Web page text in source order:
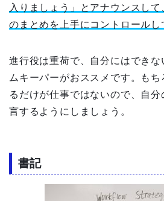
入りましょう」とアナウンスし
のまとめを上手にコントロールし
進行役は重荷で、自分にはできな
ムキーパーがおススメです。も
るだけが仕事ではないので、自
言するようにしましょう。
書記